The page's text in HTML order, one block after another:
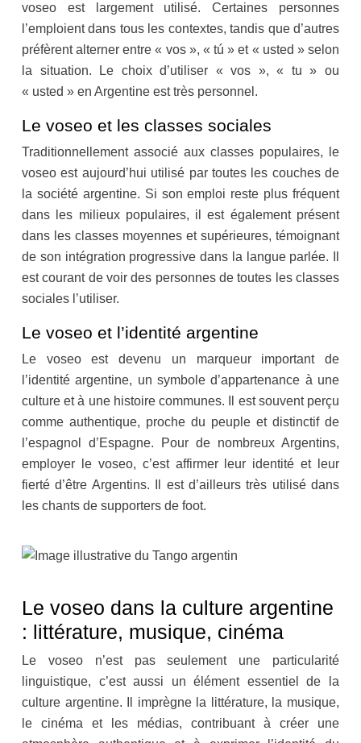
voseo est largement utilisé. Certaines personnes
l’emploient dans tous les contextes, tandis que d’autres
préfèrent alterner entre « vos », « tú » et « usted » selon
la situation. Le choix d’utiliser « vos », « tu » ou
« usted » en Argentine est très personnel.
Le voseo et les classes sociales
Traditionnellement associé aux classes populaires, le
voseo est aujourd’hui utilisé par toutes les couches de
la société argentine. Si son emploi reste plus fréquent
dans les milieux populaires, il est également présent
dans les classes moyennes et supérieures, témoignant
de son intégration progressive dans la langue parlée. Il
est courant de voir des personnes de toutes les classes
sociales l’utiliser.
Le voseo et l’identité argentine
Le voseo est devenu un marqueur important de
l’identité argentine, un symbole d’appartenance à une
culture et à une histoire communes. Il est souvent perçu
comme authentique, proche du peuple et distinctif de
l’espagnol d’Espagne. Pour de nombreux Argentins,
employer le voseo, c’est affirmer leur identité et leur
fierté d’être Argentins. Il est d’ailleurs très utilisé dans
les chants de supporters de foot.
Le voseo dans la culture argentine
: littérature, musique, cinéma
Le voseo n’est pas seulement une particularité
linguistique, c’est aussi un élément essentiel de la
culture argentine. Il imprègne la littérature, la musique,
le cinéma et les médias, contribuant à créer une